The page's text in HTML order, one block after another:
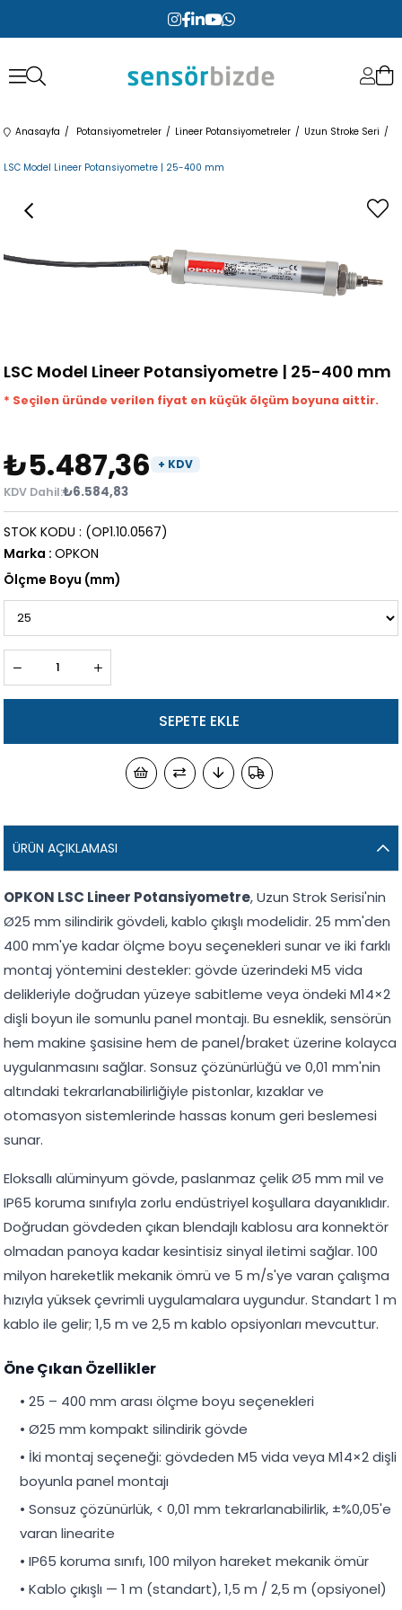
Anasayfa Potansiyometreler Lineer Potansiyometreler Uzun Stroke Seri
LSC Model Lineer Potansiyometre | 25-400 mm
LSC Model Lineer Potansiyometre | 25-400 mm
* Seçilen üründe verilen fiyat en küçük ölçüm boyuna aittir.
₺5.487,36
₺6.584,83
(OP1.10.0567)
STOK KODU
Marka : OPKON
Ölçme Boyu (mm)
ÜRÜN AÇIKLAMASI
OPKON LSC Lineer Potansiyometre, Uzun Strok Serisi'nin
Ø25 mm silindirik gövdeli, kablo çıkışlı modelidir. 25 mm'den
400 mm'ye kadar ölçme boyu seçenekleri sunar ve iki farklı
montaj yöntemini destekler: gövde üzerindeki M5 vida
delikleriyle doğrudan yüzeye sabitleme veya öndeki M14×2
dişli boyun ile somunlu panel montajı. Bu esneklik, sensörün
hem makine şasisine hem de panel/braket üzerine kolayca
uygulanmasını sağlar. Sonsuz çözünürlüğü ve 0,01 mm'nin
altındaki tekrarlanabilirliğiyle pistonlar, kızaklar ve
otomasyon sistemlerinde hassas konum geri beslemesi
sunar.
Eloksallı alüminyum gövde, paslanmaz çelik Ø5 mm mil ve
IP65 koruma sınıfıyla zorlu endüstriyel koşullara dayanıklıdır.
Doğrudan gövdeden çıkan blendajlı kablosu ara konnektör
olmadan panoya kadar kesintisiz sinyal iletimi sağlar. 100
milyon hareketlik mekanik ömrü ve 5 m/s'ye varan çalışma
hızıyla yüksek çevrimli uygulamalara uygundur. Standart 1 m
kablo ile gelir; 1,5 m ve 2,5 m kablo opsiyonları mevcuttur.
Öne Çıkan Özellikler
• 25 – 400 mm arası ölçme boyu seçenekleri
• Ø25 mm kompakt silindirik gövde
• İki montaj seçeneği: gövdeden M5 vida veya M14×2 dişli
boyunla panel montajı
• Sonsuz çözünürlük, < 0,01 mm tekrarlanabilirlik, ±%0,05'e
varan linearite
• IP65 koruma sınıfı, 100 milyon hareket mekanik ömür
• Kablo çıkışlı — 1 m (standart), 1,5 m / 2,5 m (opsiyonel)